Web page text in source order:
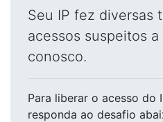
Seu IP fez diversas
acessos suspeitos
conosco.
Para liberar o acesso do
responda ao desafio